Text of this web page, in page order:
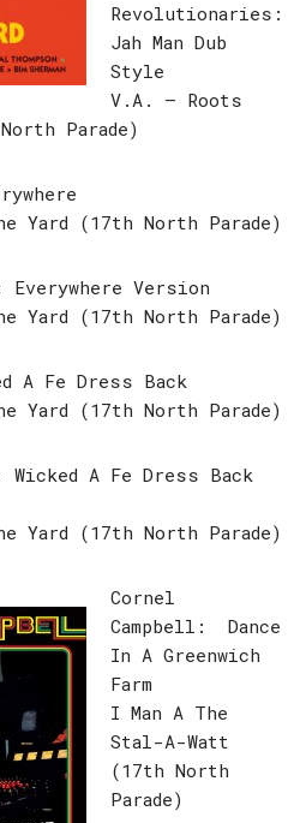
Revolutionaries:
Jah Man Dub
Style
V.A. – Roots
Parade)
Yard (17th North Parade)
Version
Yard (17th North Parade)
A Fe Dress Back
Yard (17th North Parade)
A Fe Dress Back
Yard (17th North Parade)
Cornel
Campbell: Dance
In A Greenwich
Farm
I Man A The
Stal-A-Watt
(17th North
Parade)